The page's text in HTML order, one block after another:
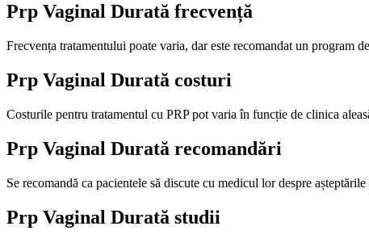
Prp Vaginal Durată frecvență
Frecvența tratamentului poate varia, dar este recomandat un program
Prp Vaginal Durată costuri
Costurile pentru tratamentul cu PRP pot varia în funcție de clinica
Prp Vaginal Durată recomandări
Se recomandă ca pacientele să discute cu medicul lor despre
Prp Vaginal Durată studii